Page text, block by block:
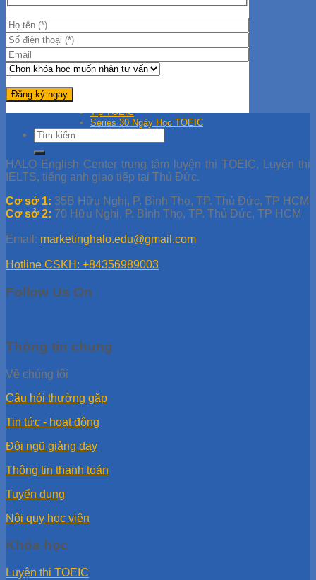
Hướng Dẫn Giải Đề IELTS
Học IELTS Online
Tài liệu TOEIC
Đề thi thử TOEIC
Giải đề TOEIC
Giải đề ETS 2019
Tip TOEIC
Series 30 Ngày Học TOEIC
HALO English Center trung tâm luyện thi TOEIC, Luyện thi
IELTS, tiếng anh giao tiếp tại Thủ Đức.
Cơ sở 1: 35B Hữu Nghị, P. Bình Thọ, TP. Thủ Đức, TP HCM
Cơ sở 2: 70 Hữu Nghị, P. Bình Thọ, TP. Thủ Đức, TP HCM
Email: marketinghalo.edu@gmail.com
Hotline CSKH: +84356989003
Follow Us On
Thông tin chung
Về chúng tôi
Câu hỏi thường gặp
Tin tức - hoạt động
Đội ngũ giảng dạy
Thông tin thanh toán
Tuyển dụng
Nội quy học viên
Khóa học
Luyện thi TOEIC